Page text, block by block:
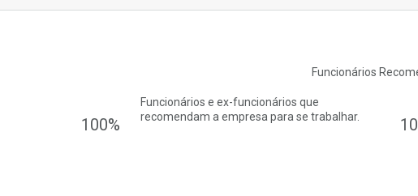
Funcionários
100%
Funcionários e ex-funcionários que
recomendam a empresa para se trabalhar.